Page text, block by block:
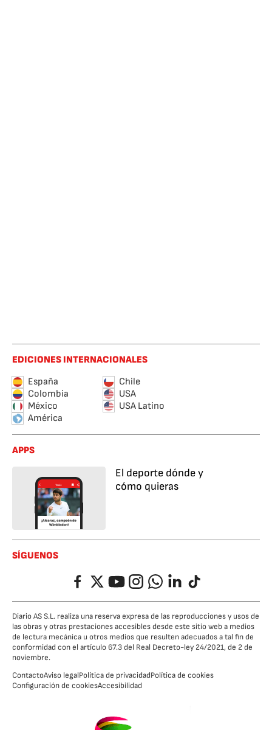
EDICIONES INTERNACIONALES
España
Chile
Colombia
USA
México
USA Latino
América
APPS
El deporte dónde y
cómo quieras
SÍGUENOS
FacebookTwitterYouTubeInstagramWhatsappLinkedIn
TikTok
Diario AS S.L. realiza una reserva expresa de las reproducciones y usos de
las obras y otras prestaciones accesibles desde este sitio web a medios
de lectura mecánica u otros medios que resulten adecuados a tal fin de
conformidad con el artículo 67.3 del Real Decreto-ley 24/2021, de 2 de
noviembre.
ContactoAviso legalPolítica de privacidadPolítica de cookies
Configuración de cookiesAccesibilidad